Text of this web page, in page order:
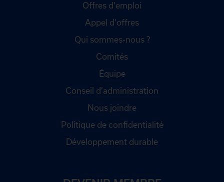
Offres d'emploi
Appel d'offres
Qui sommes-nous ?
Comités
Équipe
Conseil d'administration
Nous joindre
Politique de confidentialité
Développement durable